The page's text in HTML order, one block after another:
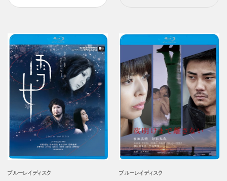
ブルーレイディスク ブルーレイディスク